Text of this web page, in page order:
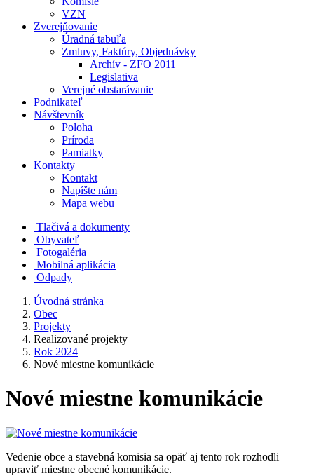
VZN
Zverejňovanie
Úradná tabuľa
Zmluvy, Faktúry, Objednávky
Archív - ZFO 2011
Legislativa
Verejné obstarávanie
Podnikateľ
Návštevník
Poloha
Príroda
Pamiatky
Kontakty
Kontakt
Napíšte nám
Mapa webu
Tlačivá a dokumenty
Obyvateľ
Fotogaléria
Mobilná aplikácia
Odpady
Úvodná stránka
Obec
Projekty
Realizované projekty
Rok 2024
Nové miestne komunikácie
Nové miestne komunikácie
Vedenie obce a stavebná komisia sa opäť aj tento rok rozhodli
upraviť miestne obecné komunikácie.